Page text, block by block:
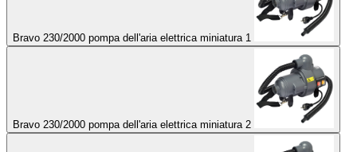
Bravo 230/2000 pompa dell'aria elettrica miniatura 1
Bravo 230/2000 pompa dell'aria elettrica miniatura 2